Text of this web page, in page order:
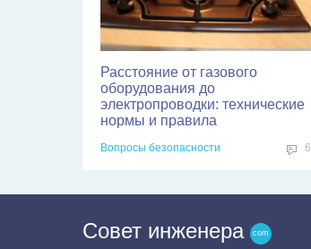
Расстояние от газового
оборудования до
электропроводки: технические
нормы и правила
Вопросы безопасности 6
Совет инженера